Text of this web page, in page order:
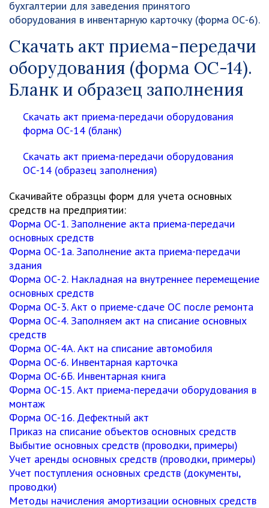
бухгалтерии для заведения принятого
оборудования в инвентарную карточку (форма ОС-6).
Скачать акт приема-передачи
оборудования (форма ОС-14).
Бланк и образец заполнения
Скачать акт приема-передачи оборудования
форма ОС-14 (бланк)
Скачать акт приема-передачи оборудования
ОС-14 (образец заполнения)
Скачивайте образцы форм для учета основных
средств на предприятии:
Форма ОС-1. Заполнение акта приема-передачи
основных средств
Форма ОС-1а. Заполнение акта приема-передачи
здания
Форма ОС-2. Накладная на внутреннее перемещение
основных средств
Форма ОС-3. Акт о приеме-сдаче ОС после ремонта
Форма ОС-4. Заполняем акт на списание основных
средств
Форма ОС-4А. Акт на списание автомобиля
Форма ОС-6. Инвентарная карточка
Форма ОС-6Б. Инвентарная книга
Форма ОС-15. Акт приема-передачи оборудования в
монтаж
Форма ОС-16. Дефектный акт
Приказ на списание объектов основных средств
Выбытие основных средств (проводки, примеры)
Учет аренды основных средств (проводки, примеры)
Учет поступления основных средств (документы,
проводки)
Методы начисления амортизации основных средств